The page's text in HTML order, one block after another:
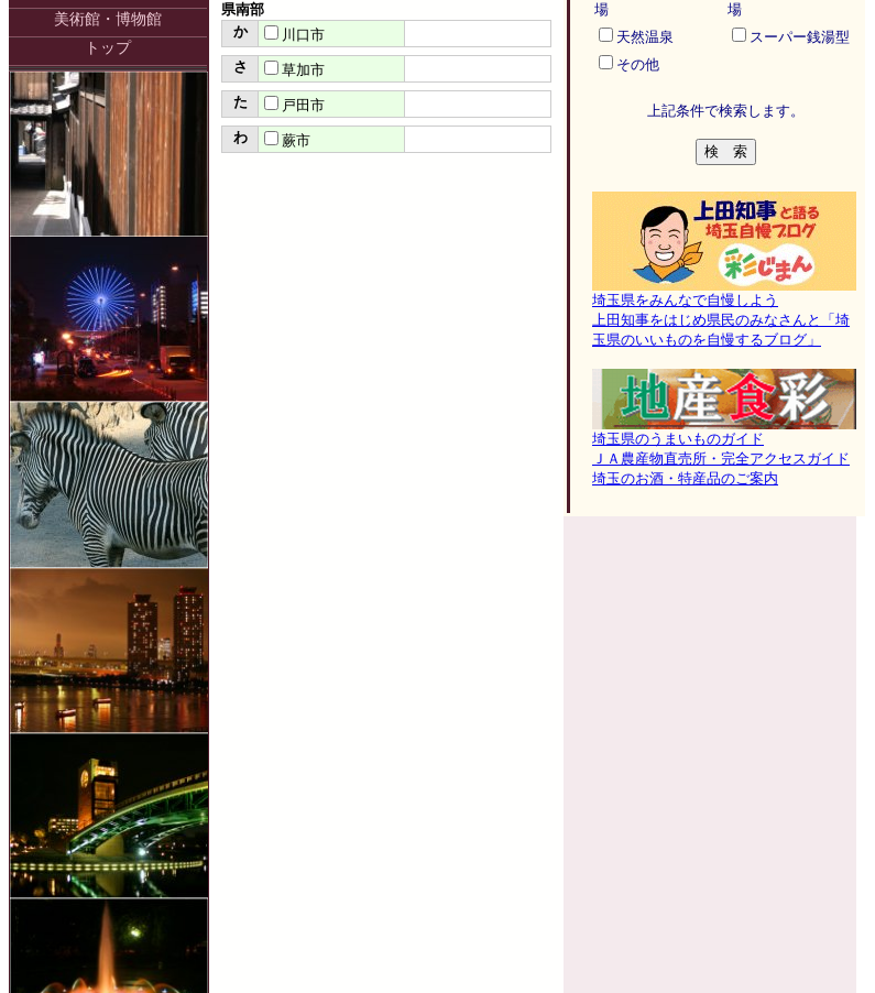
美術館・博物館
トップ
県南部
か
川口市
さ
草加市
た
戸田市
わ
蕨市
場
場
天然温泉
スーパー銭湯型
その他
上記条件で検索します。
埼玉県をみんなで自慢しよう
上田知事をはじめ県民のみなさんと「埼
玉県のいいものを自慢するブログ」
埼玉県のうまいものガイド
ＪＡ農産物直売所・完全アクセスガイド
埼玉のお酒・特産品のご案内